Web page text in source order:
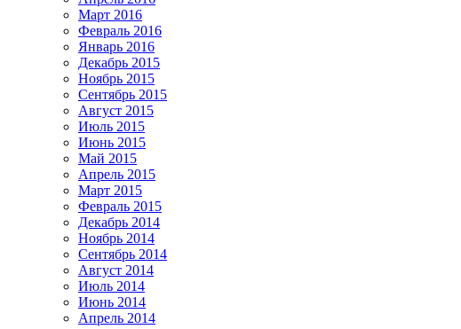
Март 2016
Февраль 2016
Январь 2016
Декабрь 2015
Ноябрь 2015
Сентябрь 2015
Август 2015
Июль 2015
Июнь 2015
Май 2015
Апрель 2015
Март 2015
Февраль 2015
Декабрь 2014
Ноябрь 2014
Сентябрь 2014
Август 2014
Июль 2014
Июнь 2014
Апрель 2014